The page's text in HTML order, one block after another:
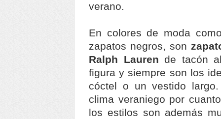
verano.
En colores de moda
zapatos negros, son
Ralph Laurende tacón
figura y siempre son los
cóctel o un vestido
clima veraniego por
los estilos son además